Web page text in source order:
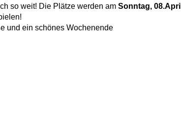
Fast Learning
Mannschaften
so weit! Die Plätze werden am Sonntag, 08.April
und ein schönes Wochenende